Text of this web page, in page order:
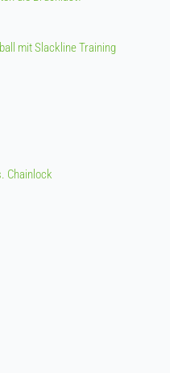
mit Slackline Training
Chainlock